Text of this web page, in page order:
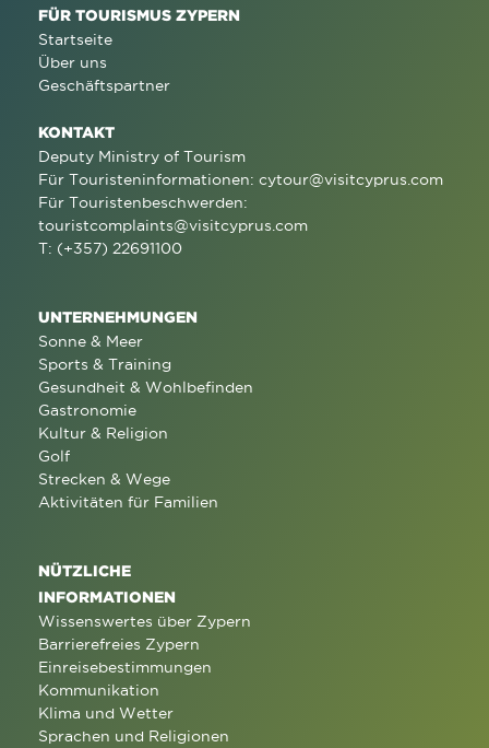
FÜR TOURISMUS ZYPERN
Startseite
Über uns
Geschäftspartner
KONTAKT
Deputy Ministry of Tourism
Für Touristeninformationen: cytour@visitcyprus.com
Für Touristenbeschwerden:
touristcomplaints@visitcyprus.com
T: (+357) 22691100
UNTERNEHMUNGEN
Sonne & Meer
Sports & Training
Gesundheit & Wohlbefinden
Gastronomie
Kultur & Religion
Golf
Strecken & Wege
Aktivitäten für Familien
NÜTZLICHE
INFORMATIONEN
Wissenswertes über Zypern
Barrierefreies Zypern
Einreisebestimmungen
Kommunikation
Klima und Wetter
Sprachen und Religionen